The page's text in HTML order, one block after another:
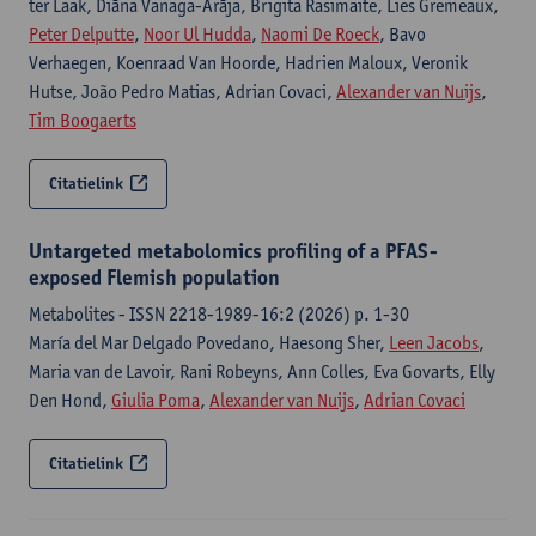
ter Laak, Diāna Vanaga-Arāja, Brigita Rasimaite, Lies Gremeaux,
Peter Delputte, Noor Ul Hudda, Naomi De Roeck, Bavo
Verhaegen, Koenraad Van Hoorde, Hadrien Maloux, Veronik
Hutse, João Pedro Matias, Adrian Covaci, Alexander van Nuijs,
Tim Boogaerts
Citatielink
Untargeted metabolomics profiling of a PFAS-
exposed Flemish population
Metabolites - ISSN 2218-1989-16:2 (2026) p. 1-30
María del Mar Delgado Povedano, Haesong Sher, Leen Jacobs,
Maria van de Lavoir, Rani Robeyns, Ann Colles, Eva Govarts, Elly
Den Hond, Giulia Poma, Alexander van Nuijs, Adrian Covaci
Citatielink